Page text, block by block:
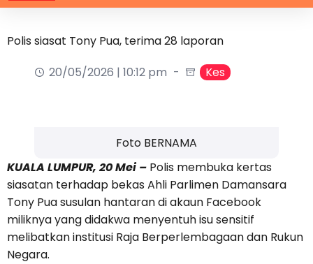
Polis siasat Tony Pua, terima 28 laporan
20/05/2026 | 10:12 pm
Kes
Foto BERNAMA
KUALA LUMPUR, 20 Mei – Polis membuka kertas
siasatan terhadap bekas Ahli Parlimen Damansara
Tony Pua susulan hantaran di akaun Facebook
miliknya yang didakwa menyentuh isu sensitif
melibatkan institusi Raja Berperlembagaan dan Rukun
Negara.